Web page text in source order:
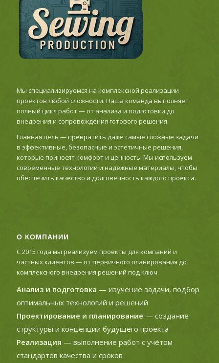
Мы специализируемся на комплексной реализации
проектов любой сложности. Наша команда выполняет
полный цикл работ — от анализа и подготовки до
внедрения и сопровождения готового решения.
Главная цель — превратить даже самые сложные задачи
в эффективные, безопасные и эстетичные решения,
которые приносят комфорт и ценность. Мы используем
современные технологии и надежные материалы, чтобы
обеспечить качество и долговечность каждого проекта.
О КОМПАНИИ
С 2015 года мы реализуем проекты для компаний и
частных клиентов — от первичного планирования до
комплексного внедрения решений под ключ.
Анализ и подготовка — изучение задачи, подбор
оптимальных технологий и решений
Проектирование и планирование — создание
структуры и концепции будущего проекта
Реализация — выполнение работ с учётом
стандартов качества и сроков